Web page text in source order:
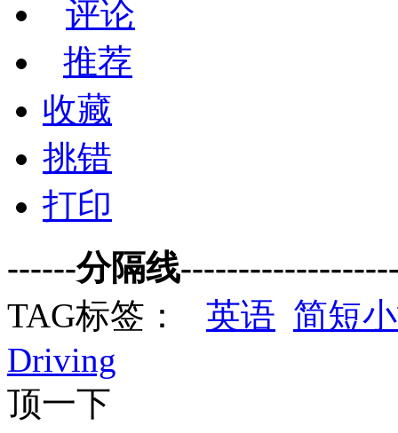
评论
推荐
收藏
挑错
打印
------分隔线
TAG标签：
英语 简短
Driving
顶一下